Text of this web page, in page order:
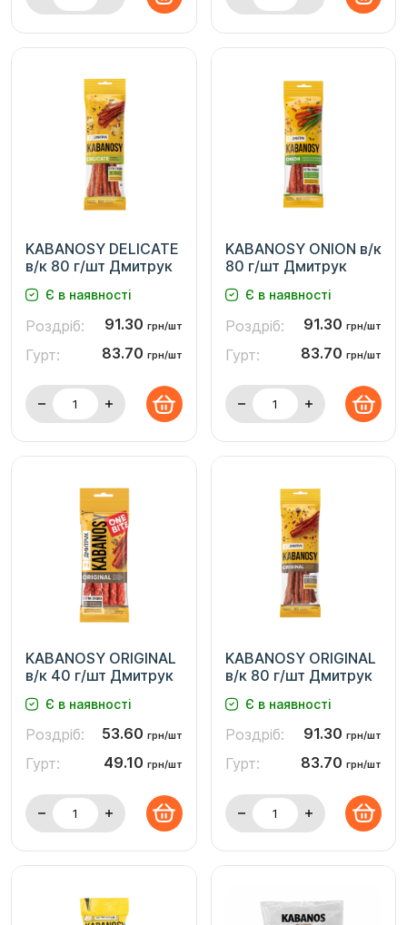
KABANOSY DELICATE
в/к 80 г/шт Дмитрук
Є в наявності
Роздріб: 91.30 грн/шт
Гурт: 83.70 грн/шт
KABANOSY ONION в/к
80 г/шт Дмитрук
Є в наявності
Роздріб: 91.30 грн/шт
Гурт: 83.70 грн/шт
KABANOSY ORIGINAL
в/к 40 г/шт Дмитрук
Є в наявності
Роздріб: 53.60 грн/шт
Гурт: 49.10 грн/шт
KABANOSY ORIGINAL
в/к 80 г/шт Дмитрук
Є в наявності
Роздріб: 91.30 грн/шт
Гурт: 83.70 грн/шт